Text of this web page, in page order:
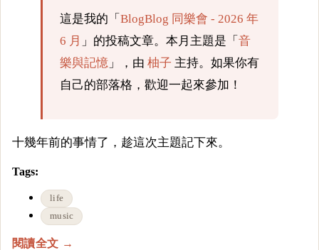
這是我的「 BlogBlog 同樂會 - 2026 年
6 月 」的投稿文章。本月主題是「 音
樂與記憶 」，由 柚子 主持。如果你有
自己的部落格，歡迎一起來參加！
十幾年前的事情了，趁這次主題記下來。
Tags:
life
music
閱讀全文 →